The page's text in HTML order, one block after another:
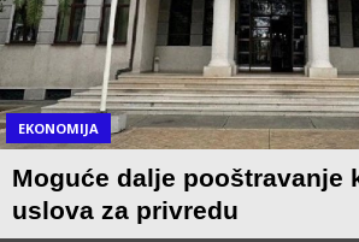
EKONOMIJA
Moguće dalje pooštravanje
uslova za privredu